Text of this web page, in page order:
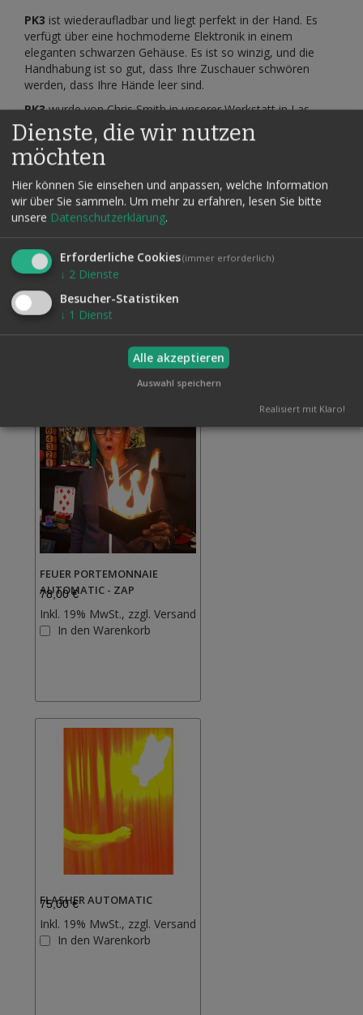
PK3 ist wiederaufladbar und liegt perfekt in der Hand. Es
verfügt über eine hochmoderne Elektronik in einem
eleganten schwarzen Gehäuse. Es ist so winzig, und die
Handhabung ist so gut, dass Ihre Zuschauer schwören
werden, dass Ihre Hände leer sind.
PK3wurde von Chris Smith in unserer Werkstatt in Las
Vegas entworfen und hergestellt. Chuck Crespo, unser
Cheftechniker, baut jedes Gerät persönlich zusammen und
testet es vor dem Versand.
Das leichtverständliche Online-Anleitungsvideo zeigt, wie
man sowohl mit Papier, als auch mit Holzstreichhölzern,
umgeht. Inklusive PK3-Gimmick, Mini-USB-Ladekabel
Hinweis: Aufgrund der Beschaffenheit dieses Effekts kann
der PK3 von Ludovic Corcelle nur an Erwachsene ab 18
Jahren verkauft werden. Größe 4,7 x 1,5 x 1,2 cm
Verwandte Artikel Alle auswählen
FEUER PORTEMONNAIE
AUTOMATIC - ZAP
78,00 €
Inkl. 19% MwSt., zzgl. Versand
In den Warenkorb
FLASHER AUTOMATIC
75,00 €
Inkl. 19% MwSt., zzgl. Versand
In den Warenkorb
Dienste, die wir nutzen
möchten
Hier können Sie einsehen und anpassen, welche Information
wir über Sie sammeln. Um mehr zu erfahren, lesen Sie bitte
unsere Datenschutzerklärung.
Erforderliche Cookies(immer erforderlich)
↓ 2 Dienste
Besucher-Statistiken
↓ 1 Dienst
Alle akzeptieren
Auswahl speichern
Realisiert mit Klaro!